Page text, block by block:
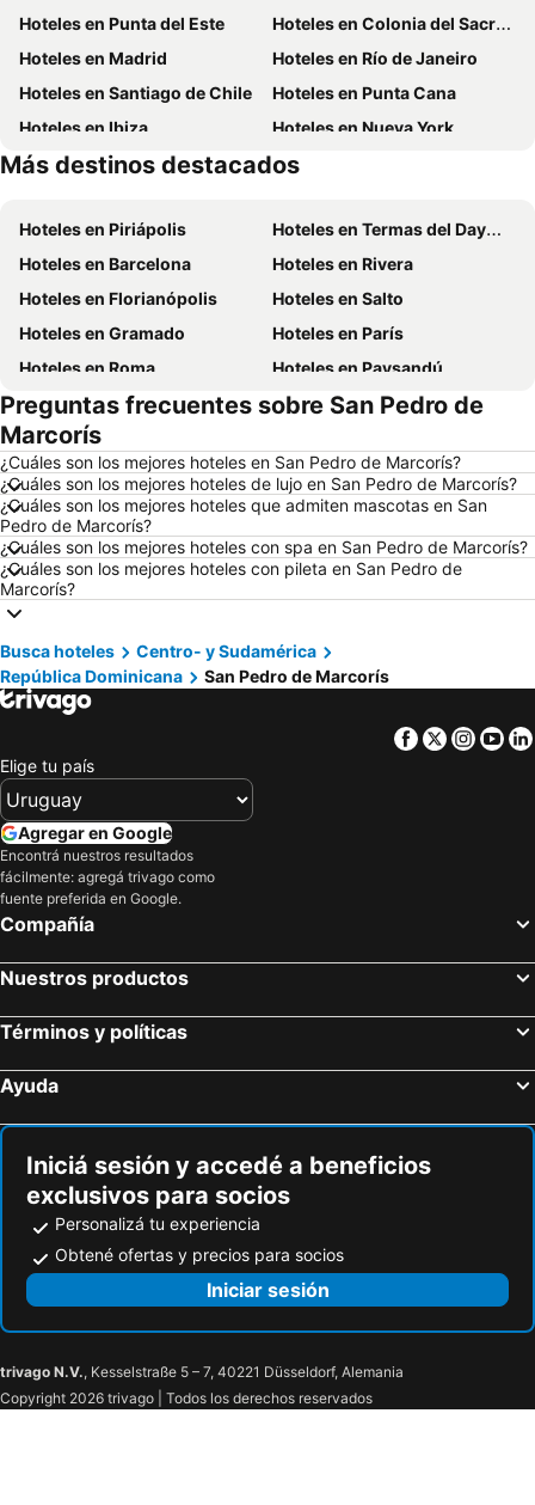
Hoteles en Punta del Este
Hoteles en Colonia del Sacramento
Hoteles en Madrid
Hoteles en Río de Janeiro
Hoteles en Santiago de Chile
Hoteles en Punta Cana
Hoteles en Ibiza
Hoteles en Nueva York
Hoteles en Isla de Miconos
Hoteles en Aruba
Más destinos destacados
Hoteles en Piriápolis
Hoteles en Termas del Dayman
Hoteles en Barcelona
Hoteles en Rivera
Hoteles en Florianópolis
Hoteles en Salto
Hoteles en Gramado
Hoteles en París
Hoteles en Roma
Hoteles en Paysandú
Hoteles en San Carlos de Bariloche
Hoteles en Chuy
Hoteles en Maceió
Hoteles en Ámsterdam
Hoteles en Foz de Iguazú
Hoteles en Maragogi
Hoteles en Punta del Diablo
Hoteles en Brasil
Hoteles en Maldonado
Hoteles en Uruguay
Hoteles en Departamento de Colonia
Hoteles en Argentina
Hoteles en Rocha
Hoteles en España
Hoteles en Asturias
Hoteles en Asunción
Hoteles en Salto
Hoteles en República Dominicana
Hoteles en Colombia
Hoteles en Lanzarote
Hoteles en Curazao
Preguntas frecuentes sobre San Pedro de
Marcorís
¿Cuáles son los mejores hoteles en San Pedro de Marcorís?
¿Cuáles son los mejores hoteles de lujo en San Pedro de Marcorís?
¿Cuáles son los mejores hoteles que admiten mascotas en San
Pedro de Marcorís?
¿Cuáles son los mejores hoteles con spa en San Pedro de Marcorís?
¿Cuáles son los mejores hoteles con pileta en San Pedro de
Marcorís?
Busca hoteles
Centro- y Sudamérica
República Dominicana
San Pedro de Marcorís
Facebook
Twitter
Elige tu país
Agregar en Google
Encontrá nuestros resultados
fácilmente: agregá trivago como
fuente preferida en Google.
Compañía
Nuestros productos
Términos y políticas
Ayuda
Iniciá sesión y accedé a beneficios
exclusivos para socios
Personalizá tu experiencia
Obtené ofertas y precios para socios
Iniciar sesión
trivago N.V., Kesselstraße 5 – 7, 40221 Düsseldorf, Alemania
Copyright 2026 trivago | Todos los derechos reservados